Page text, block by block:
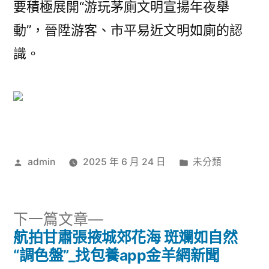
要積極展開“游玩茅廁文明宣揚年夜舉
動”，晉陞游客、市平易近文明如廁的認
識。
作
admin 2025 年 6 月 24 日
分
未分類
文
下一篇文章
下
一
篇
航拍甘肅張掖城郊花海 斑斕如自然
“調色盤”_找包養app金羊網新聞